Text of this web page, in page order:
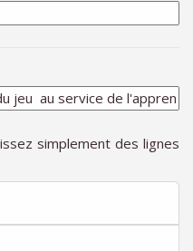
simplement des lignes